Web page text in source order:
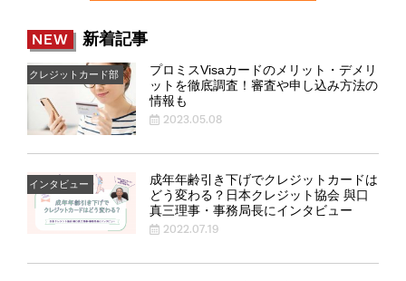
NEW 新着記事
クレジットカード部
プロミスVisaカードのメリット・デメリ
ットを徹底調査！審査や申し込み方法の
情報も
2023.05.08
インタビュー
成年年齢引き下げでクレジットカードは
どう変わる？日本クレジット協会 與口
真三理事・事務局長にインタビュー
2022.07.19